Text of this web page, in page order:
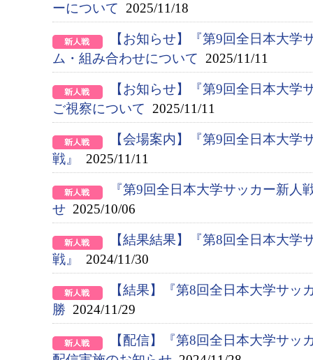
ーについて 2025/11/18
【お知らせ】『第9回全日本大学
ム・組み合わせについて 2025/11/11
【お知らせ】『第9回全日本大学
ご視察について 2025/11/11
【会場案内】『第9回全日本大学
戦』
2025/11/11
『第9回全日本大学サッカー新人
せ 2025/10/06
【結果結果】『第8回全日本大学
戦』
2024/11/30
【結果】『第8回全日本大学サッ
勝 2024/11/29
【配信】『第8回全日本大学サッ